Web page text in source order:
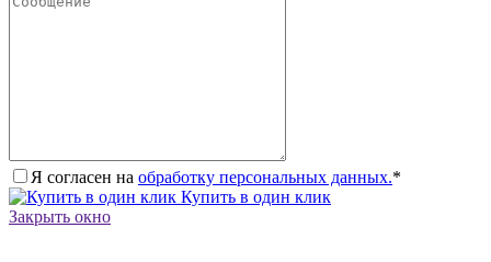
Я согласен на обработку персональных данных.*
Купить в один клик
Закрыть окно